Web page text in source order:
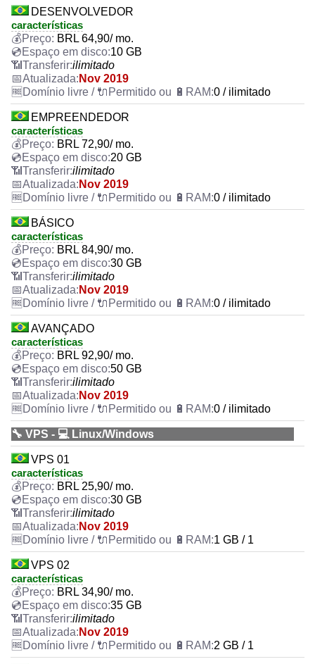
DESENVOLVEDOR
características
BRL 64,90/ mo.
10 GB
ilimitado
Nov 2019
0 / ilimitado
EMPREENDEDOR
características
BRL 72,90/ mo.
20 GB
ilimitado
Nov 2019
0 / ilimitado
BÁSICO
características
BRL 84,90/ mo.
30 GB
ilimitado
Nov 2019
0 / ilimitado
AVANÇADO
características
BRL 92,90/ mo.
50 GB
ilimitado
Nov 2019
0 / ilimitado
🔧 VPS - 💻 Linux/Windows
VPS 01
características
BRL 25,90/ mo.
30 GB
ilimitado
Nov 2019
1 GB / 1
VPS 02
características
BRL 34,90/ mo.
35 GB
ilimitado
Nov 2019
2 GB / 1